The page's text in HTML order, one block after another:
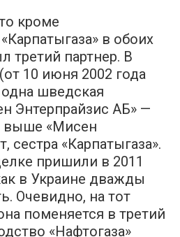
кроме
в обоих
третий партнер. В
10 июня 2002 года
шведская
Энтерпрайзис АБ» —
выше «Мисен
сестра «Карпатыгаза».
пришили в 2011
в Украине дважды
Очевидно, на тот
поменяется в третий
«Нафтогаза»